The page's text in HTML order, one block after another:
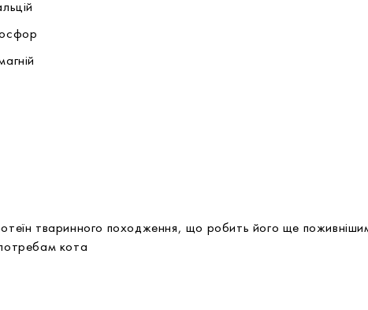
тваринного походження, що робить його ще
кота